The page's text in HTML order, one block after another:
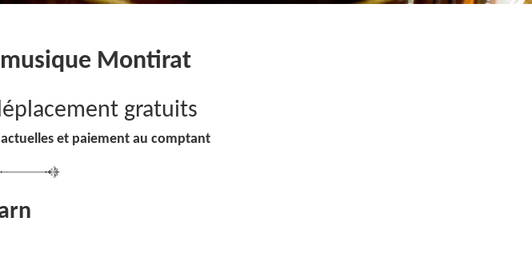
Montirat
gratuits
et paiement au comptant